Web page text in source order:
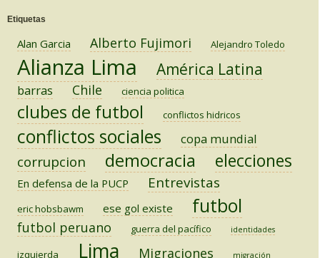
Etiquetas
Alan Garcia Alberto Fujimori Alejandro Toledo
Alianza Lima América Latina
barras Chile ciencia politica
clubes de futbol conflictos hidricos
conflictos sociales copa mundial
corrupcion democracia elecciones
En defensa de la PUCP Entrevistas
eric hobsbawm ese gol existe futbol
futbol peruano guerra del pacífico identidades
izquierda Lima Migraciones migración